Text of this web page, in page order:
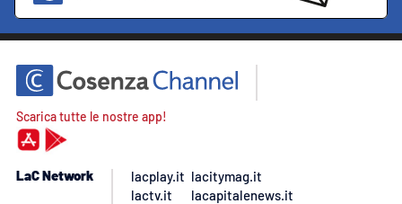
Scarica tutte le nostre app!
LaC Network
lacplay.it
lactv.it
lacitymag.it
lacapitalenews.it